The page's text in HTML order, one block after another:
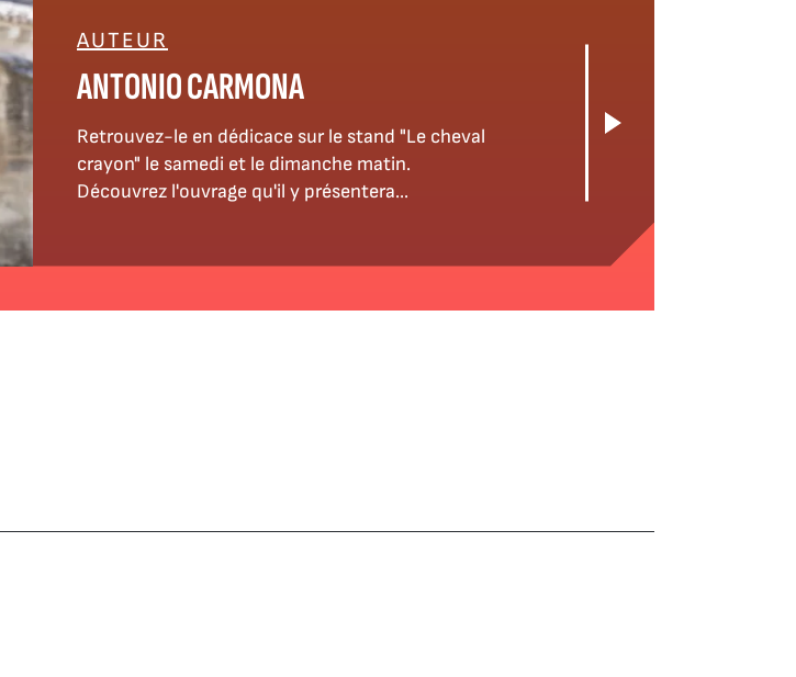
AUTEUR
ANTONIO CARMONA
Retrouvez-le en dédicace sur le stand "Le cheval
crayon" le samedi et le dimanche matin.
Découvrez l'ouvrage qu'il y présentera...